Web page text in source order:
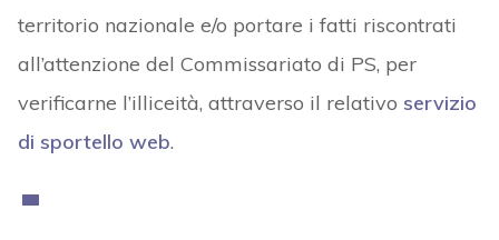
territorio nazionale e/o portare i fatti riscontrati
all’attenzione del Commissariato di PS, per
verificarne l’illiceità, attraverso il relativo servizio
di sportello web.